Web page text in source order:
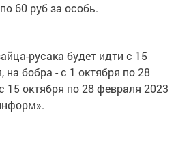
60 руб за особь.
русака будет идти с 15
на бобра - с 1 октября по 28
15 октября по 28 февраля 2023